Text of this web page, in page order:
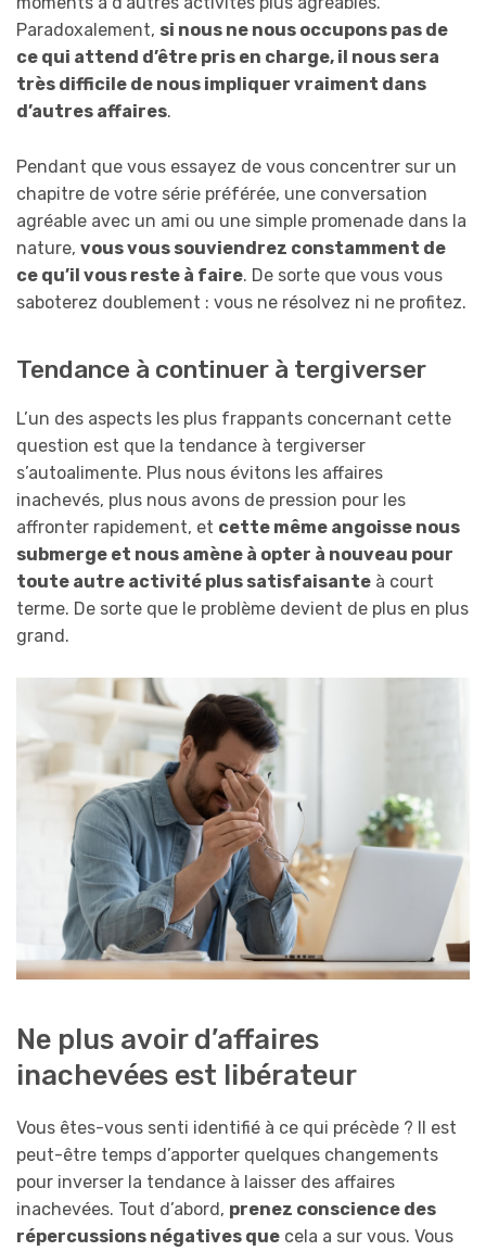
Paradoxalement, si nous ne nous occupons pas de
ce qui attend d’être pris en charge, il nous sera
très difficile de nous impliquer vraiment dans
d’autres affaires.
Pendant que vous essayez de vous concentrer sur un
chapitre de votre série préférée, une conversation
agréable avec un ami ou une simple promenade dans la
nature, vous vous souviendrez constamment de
ce qu’il vous reste à faire. De sorte que vous vous
saboterez doublement : vous ne résolvez ni ne profitez.
Tendance à continuer à tergiverser
L’un des aspects les plus frappants concernant cette
question est que la tendance à tergiverser
s’autoalimente. Plus nous évitons les affaires
inachevés, plus nous avons de pression pour les
affronter rapidement, et cette même angoisse nous
submerge et nous amène à opter à nouveau pour
toute autre activité plus satisfaisante à court
terme. De sorte que le problème devient de plus en plus
grand.
Ne plus avoir d’affaires
inachevées est libérateur
Vous êtes-vous senti identifié à ce qui précède ? Il est
peut-être temps d’apporter quelques changements
pour inverser la tendance à laisser des affaires
inachevées. Tout d’abord, prenez conscience des
répercussions négatives que cela a sur vous. Vous